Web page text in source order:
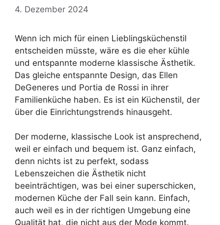
4. Dezember 2024
Wenn ich mich für einen Lieblingsküchenstil
entscheiden müsste, wäre es die eher kühle
und entspannte moderne klassische Ästhetik.
Das gleiche entspannte Design, das Ellen
DeGeneres und Portia de Rossi in ihrer
Familienküche haben. Es ist ein Küchenstil, der
über die Einrichtungstrends hinausgeht.
Der moderne, klassische Look ist ansprechend,
weil er einfach und bequem ist. Ganz einfach,
denn nichts ist zu perfekt, sodass
Lebenszeichen die Ästhetik nicht
beeinträchtigen, was bei einer superschicken,
modernen Küche der Fall sein kann. Einfach,
auch weil es in der richtigen Umgebung eine
Qualität hat, die nicht aus der Mode kommt.